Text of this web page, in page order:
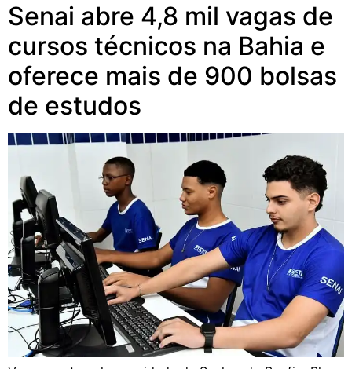
Senai abre 4,8 mil vagas de
cursos técnicos na Bahia e
oferece mais de 900 bolsas
de estudos